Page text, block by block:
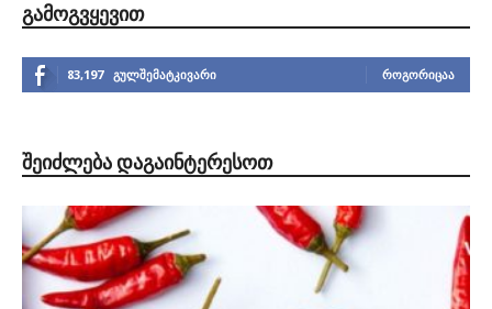
ᲒᲐᲛᲝᲒᲕᲧᲔᲕᲘᲗ
83,197 გულშემატკივარი ᲠᲝᲒᲝᲠᲘᲪᲐᲐ
ᲨᲔᲘᲫᲚᲔᲑᲐ ᲓᲐᲒᲐᲘᲜᲢᲔᲠᲔᲡᲝᲗ